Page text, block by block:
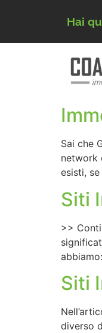
Hai
Sai che
network
esisti,
Siti
>>
Siti
diverso